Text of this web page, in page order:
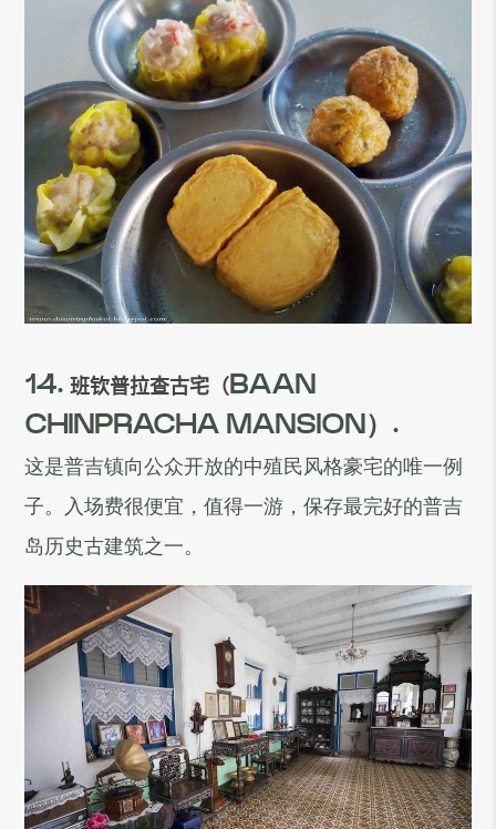
14.班钦普拉查古宅（BAAN
CHINPRACHA MANSION）.
这是普吉镇向公众开放的中殖民风格豪宅的唯一例
子。入场费很便宜，值得一游，保存最完好的普吉
岛历史古建筑之一。